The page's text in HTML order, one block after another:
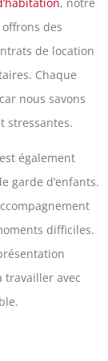
des
de location
Chaque
nous savons
stressantes.
est également
garde d’enfants.
difficiles.
travailler avec